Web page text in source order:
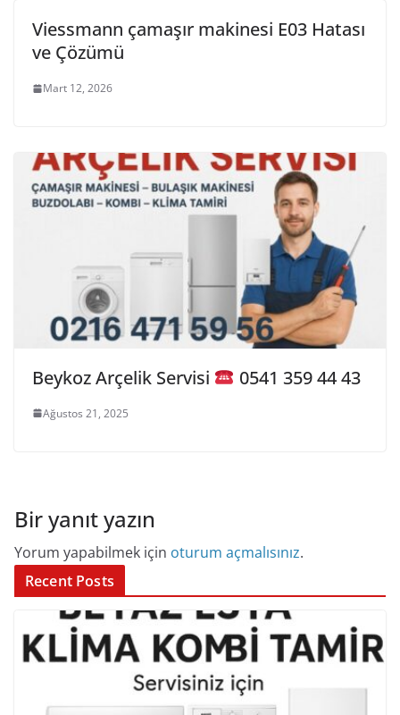
Viessmann çamaşır makinesi E03 Hatası
ve Çözümü
Mart 12, 2026
Beykoz Arçelik Servisi 0541 359 44 43
Ağustos 21, 2025
Bir yanıt yazın
Yorum yapabilmek için oturum açmalısınız.
Recent Posts